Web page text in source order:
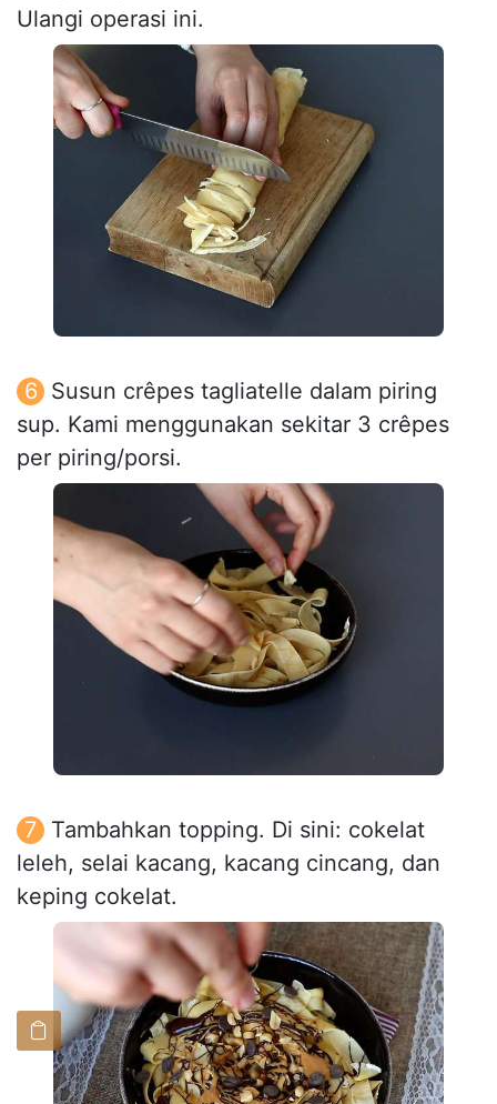
Ulangi operasi ini.
Susun crêpes tagliatelle dalam piring
sup. Kami menggunakan sekitar 3 crêpes
per piring/porsi.
Tambahkan topping. Di sini: cokelat
leleh, selai kacang, kacang cincang, dan
keping cokelat.